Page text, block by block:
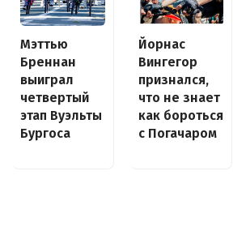
Мэттью
Бреннан
выиграл
четвертый
этап Вуэльты
Бургоса
Йорнас
Вингегор
признался,
что не знает
как бороться
с Погачаром